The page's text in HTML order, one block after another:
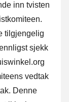
inn tvisten
tilgjengelig
sjekk
vedtak
Denne